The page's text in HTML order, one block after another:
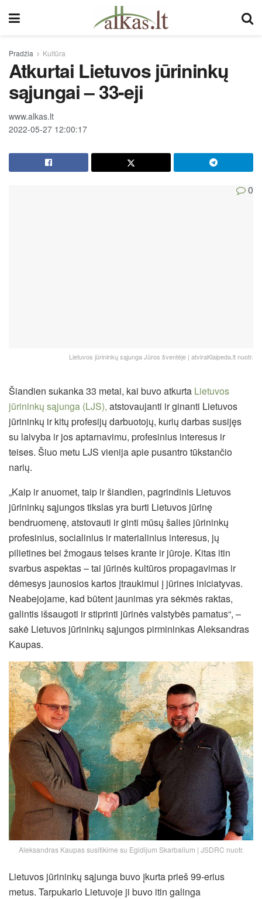
Pradžia Kultūra
Atkurtai Lietuvos jūrininkų
sąjungai – 33-eji
www.alkas.lt
2022-05-27 12:00:17
0
Lietuvos jūrininkų sąjunga Jūros šventėje | atviraKlaipeda.lt nuotr.
Šiandien sukanka 33 metai, kai buvo atkurta Lietuvos
jūrininkų sąjunga (LJS), atstovaujanti ir ginanti Lietuvos
jūrininkų ir kitų profesijų darbuotojų, kurių darbas susijęs
su laivyba ir jos aptarnavimu, profesinius interesus ir
teises. Šiuo metu LJS vienija apie pusantro tūkstančio
narių.
„Kaip ir anuomet, taip ir šiandien, pagrindinis Lietuvos
jūrininkų sąjungos tikslas yra burti Lietuvos jūrinę
bendruomenę, atstovauti ir ginti mūsų šalies jūrininkų
profesinius, socialinius ir materialinius interesus, jų
pilietines bei žmogaus teises krante ir jūroje. Kitas itin
svarbus aspektas – tai jūrinės kultūros propagavimas ir
dėmesys jaunosios kartos įtraukimui į jūrines iniciatyvas.
Neabejojame, kad būtent jaunimas yra sėkmės raktas,
galintis išsaugoti ir stiprinti jūrinės valstybės pamatus“, –
sakė Lietuvos jūrininkų sąjungos pirmininkas Aleksandras
Kaupas.
Aleksandras Kaupas susitikime su Egidijum Skarbalium | JSDRC nuotr.
Lietuvos jūrininkų sąjunga buvo įkurta prieš 99-erius
metus. Tarpukario Lietuvoje ji buvo itin galinga